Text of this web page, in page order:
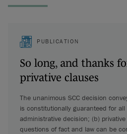
PUBLICATION
So long, and thanks
privative clauses
The unanimous SCC decision
is constitutionally guaranteed for all
administrative decision; (b)
questions of fact and law can be